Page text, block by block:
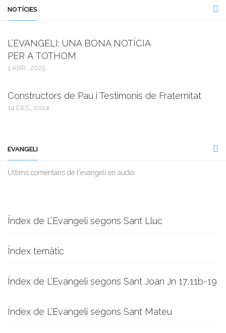
NOTÍCIES
L’EVANGELI: UNA BONA NOTÍCIA
PER A TOTHOM
1 ABR., 2025
Constructors de Pau i Testimonis de Fraternitat
14 DES., 2024
EVANGELI
Ùltims comentaris de l'evangeli en àudio:
Índex de L’Evangeli segons Sant Lluc
Índex temàtic
Índex de L’Evangeli segons Sant Joan Jn 17,11b-19
Índex de L’Evangeli segons Sant Mateu